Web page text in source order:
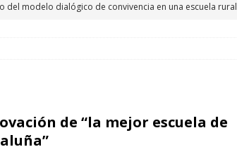
del modelo dialógico de convivencia en una escuela rural
Llanos
MIL PALABRAS
de “la mejor escuela de